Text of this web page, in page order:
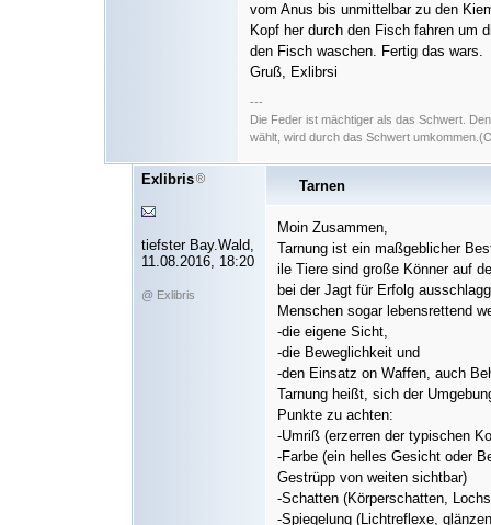
vom Anus bis unmittelbar zu den
Kopf her durch den Fisch fahren um
den Fisch waschen. Fertig das wars.
Gruß, Exlibrsi
---
Die Feder ist mächtiger als das Schwert.
wählt, wird durch das Schwert
Exlibris
tiefster Bay.Wald,
11.08.2016, 18:20
@ Exlibris
Tarnen
Moin Zusammen,
Tarnung ist ein maßgeblicher
ile Tiere sind große Könner auf
bei der Jagt für Erfolg
Menschen sogar lebensrettend
-die eigene Sicht,
-die Beweglichkeit und
-den Einsatz on Waffen, auch
Tarnung heißt, sich der
Punkte zu achten:
-Umriß (erzerren der typischen
-Farbe (ein helles Gesicht oder
Gestrüpp von weiten sichtbar)
-Schatten (Körperschatten,
-Spiegelung (Lichtreflexe,